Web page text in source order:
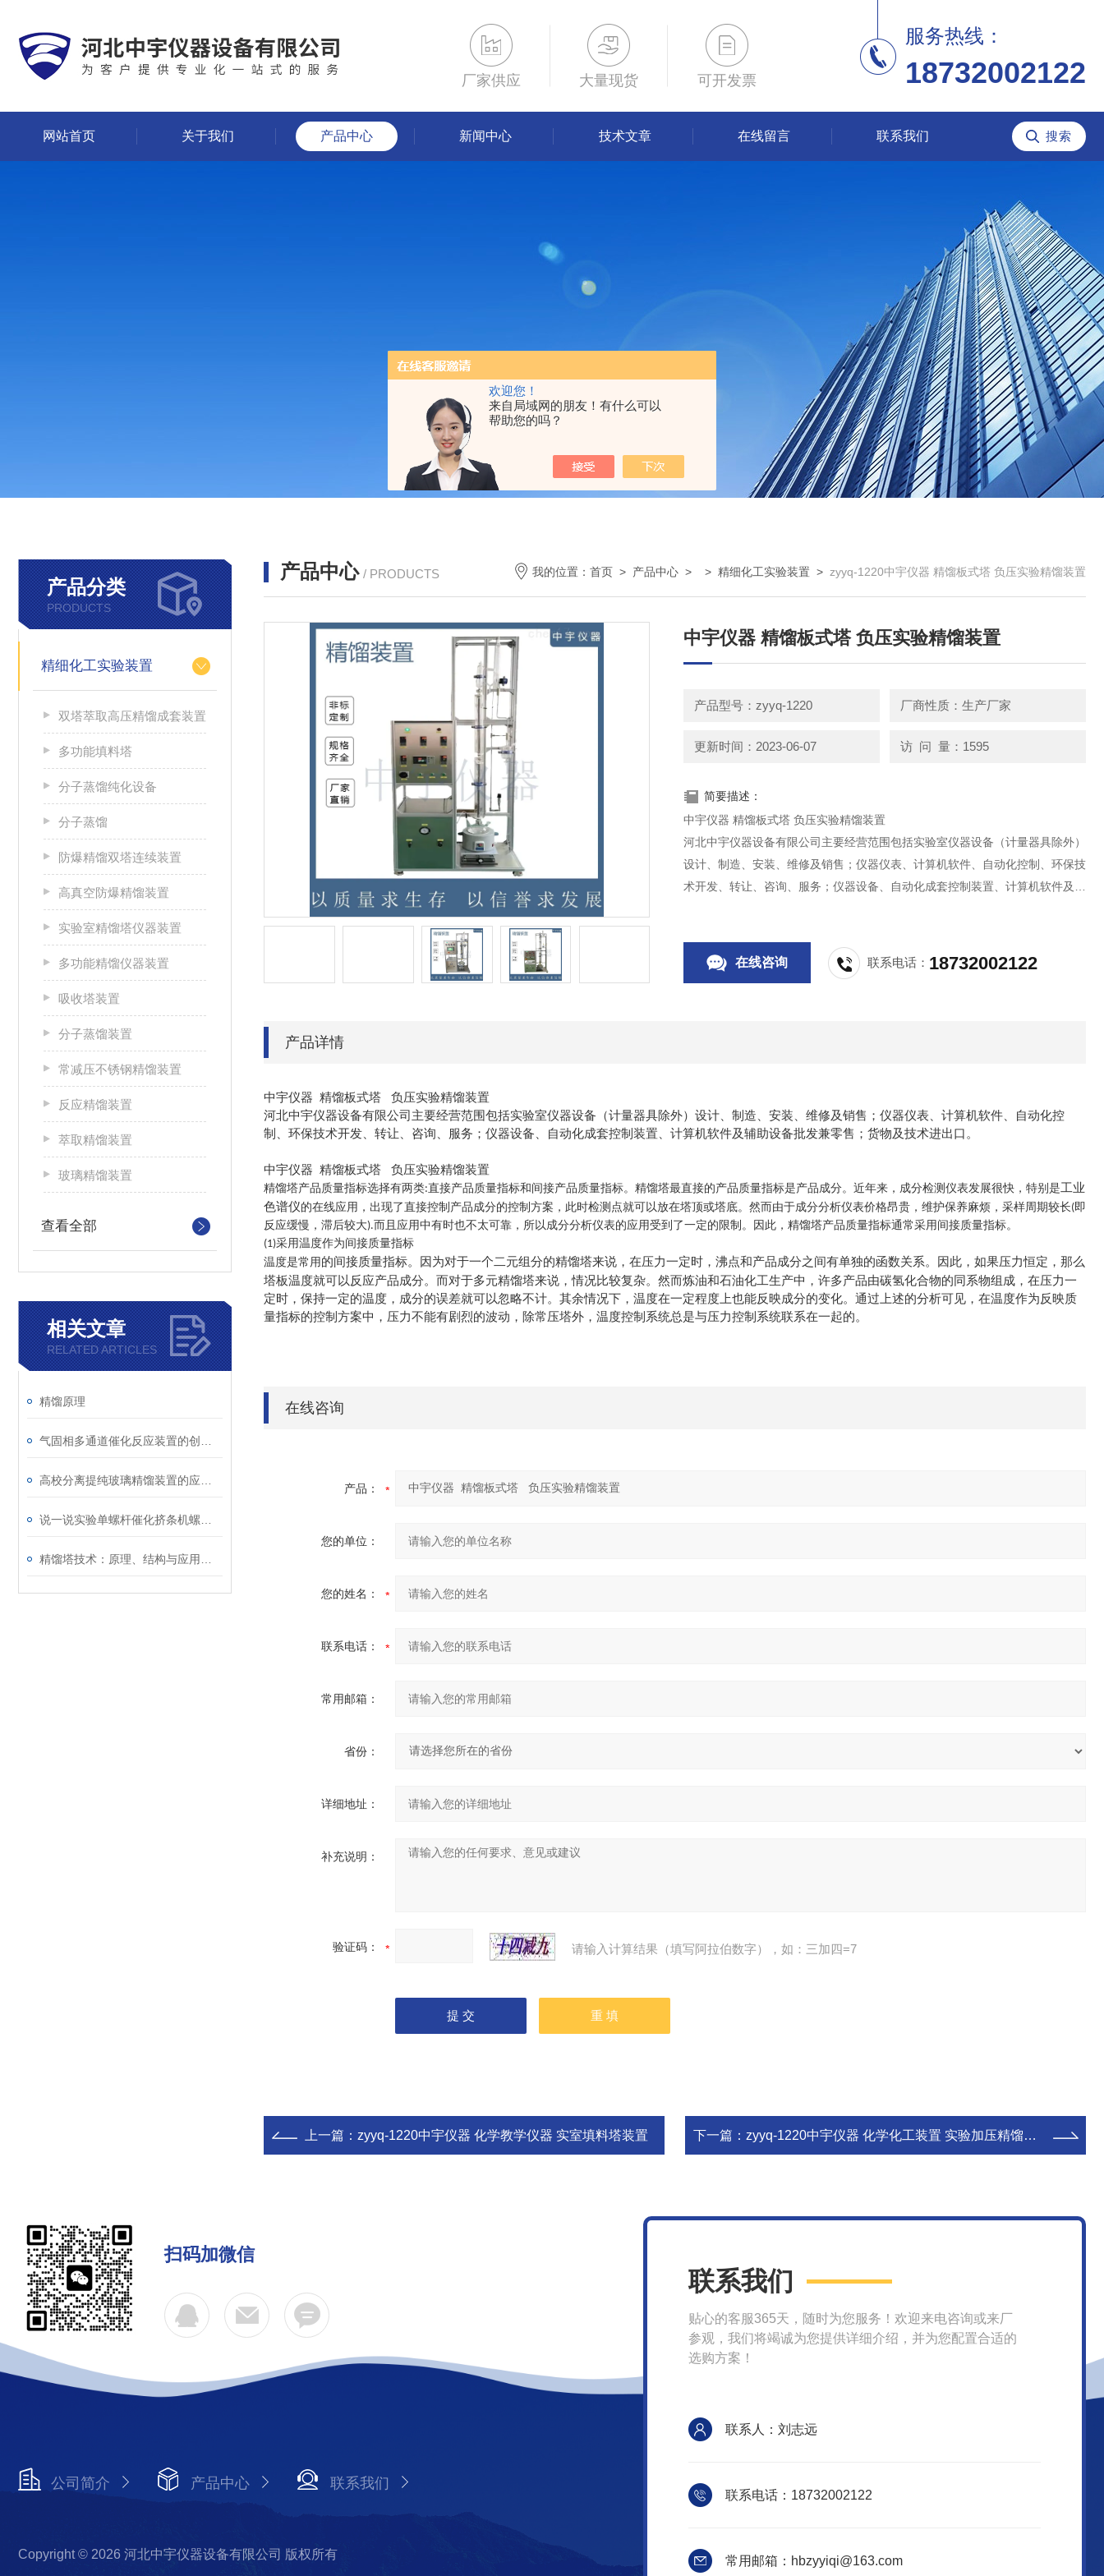
欢迎您！
来自局域网的朋友！有什么可以
帮助您的吗？
厂家供应 大量现货 可开发票
服务热线：
18732002122
网站首页 关于我们 产品中心 新闻中心 技术文章 在线留言 联系我们
产品分类
PRODUCTS
精细化工实验装置
双塔萃取高压精馏成套装置
多功能填料塔
分子蒸馏纯化设备
分子蒸馏
防爆精馏双塔连续装置
高真空防爆精馏装置
实验室精馏塔仪器装置
多功能精馏仪器装置
吸收塔装置
分子蒸馏装置
常减压不锈钢精馏装置
反应精馏装置
萃取精馏装置
玻璃精馏装置
查看全部
相关文章
RELATED ARTICLES
精馏原理
产品中心 / PRODUCTS 我的位置： 首页 > 产品中心 > > 精细化工实验装置 > zyyq-1220中宇仪器 精馏板式塔 负压实验精馏装置
中宇仪器 精馏板式塔 负压实验精馏装置
产品型号：zyyq-1220 厂商性质：生产厂家
更新时间：2023-06-07 访 问 量：1595
简要描述：
中宇仪器 精馏板式塔 负压实验精馏装置
河北中宇仪器设备有限公司主要经营范围包括实验室仪器设备（计量器具除外）
设计、制造、安装、维修及销售；仪器仪表、计算机软件、自动化控制、环保技
术开发、转让、咨询、服务；仪器设备、自动化成套控制装置、计算机软件及辅
在线咨询 联系电话： 18732002122
产品详情
中宇仪器 精馏板式塔 负压实验精馏装置
河北中宇仪器设备有限公司主要经营范围包括实验室仪器设备（计量器具除外）设计、制造、安装、维修及销售；仪器仪表、计算机软件、自动化控
制、环保技术开发、转让、咨询、服务；仪器设备、自动化成套控制装置、计算机软件及辅助设备批发兼零售；货物及技术进出口。
中宇仪器 精馏板式塔 负压实验精馏装置
精馏塔产品质量指标选择有两类:直接产品质量指标和间接产品质量指标。精馏塔最直接的产品质量指标是产品成分。近年来，成分检测仪表发展很快，特别是工业
色谱仪的在线应用，出现了直接控制产品成分的控制方案，此时检测点就可以放在塔顶或塔底。然而由于成分分析仪表价格昂贵，维护保养麻烦，采样周期较长(即
反应缓慢，滞后较大).而且应用中有时也不太可靠，所以成分分析仪表的应用受到了一定的限制。因此，精馏塔产品质量指标通常采用间接质量指标。
(1)采用温度作为间接质量指标
温度是常用的间接质量指标。因为对于一个二元组分的精馏塔来说，在压力一定时，沸点和产品成分之间有单独的函数关系。因此，如果压力恒定，那么
塔板温度就可以反应产品成分。而对于多元精馏塔来说，情况比较复杂。然而炼油和石油化工生产中，许多产品由碳氢化合物的同系物组成，在压力一
定时，保持一定的温度，成分的误差就可以忽略不计。其余情况下，温度在一定程度上也能反映成分的变化。通过上述的分析可见，在温度作为反映质
量指标的控制方案中，压力不能有剧烈的波动，除常压塔外，温度控制系统总是与压力控制系统联系在一起的。
在线咨询
产品：
您的单位：
您的姓名：
联系电话：
常用邮箱：
省份：
详细地址：
补充说明：
验证码： 请输入计算结果（填写阿拉伯数字），如：三加四=7
上一篇： zyyq-1220中宇仪器 化学教学仪器 实室填料塔装置 下一篇： zyyq-1220中宇仪器 化学化工装置 实验加压精馏装置
扫码加微信
公司简介 产品中心 联系我们
Copyright © 2026 河北中宇仪器设备有限公司 版权所有
联系我们
贴心的客服365天，随时为您服务！欢迎来电咨询或来厂
参观，我们将竭诚为您提供详细介绍，并为您配置合适的
选购方案！
联系人：刘志远
联系电话：18732002122
常用邮箱：hbzyyiqi@163.com